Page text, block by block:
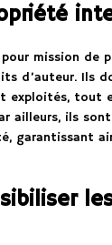
mission de
d’auteur. Ils
exploités, tout
ailleurs, ils
garantissant